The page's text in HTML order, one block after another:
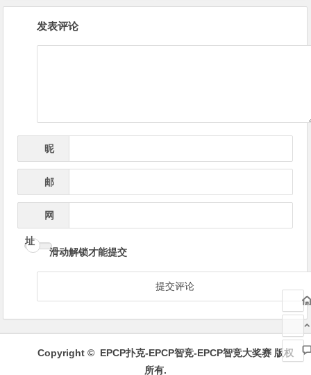
发表评论
昵
邮
网
址
滑动解锁才能提交
Copyright © EPCP扑克-EPCP智竞-EPCP智竞大奖赛版权
所有.